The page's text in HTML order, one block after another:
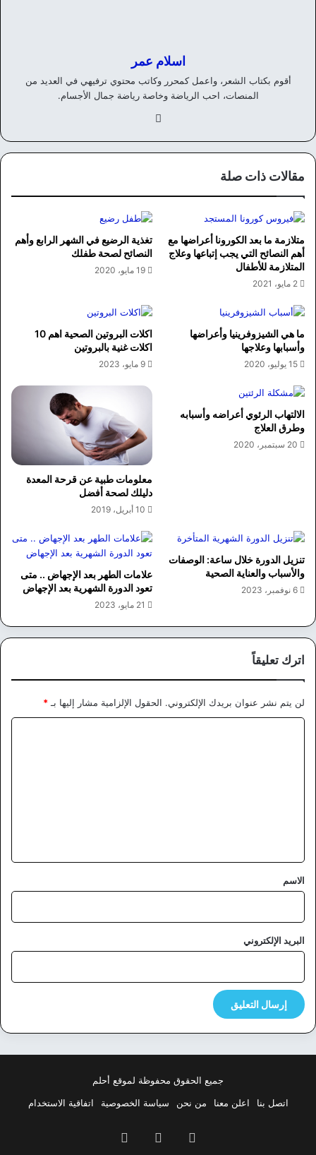
اسلام عمر
أقوم بكتاب الشعر، واعمل كمحرر وكاتب محتوي ترفيهي في العديد من
المنصات، احب الرياضة وخاصة رياضة جمال الأجسام.
وك
مقالات ذات صلة
متلازمة ما بعد الكورونا أعراضها مع
أهم النصائح التي يجب إتباعها وعلاج
المتلازمة للأطفال
2 مايو، 2021
تغذية الرضيع في الشهر الرابع وأهم
النصائح لصحة طفلك
19 مايو، 2020
ما هي الشيزوفرينيا وأعراضها
وأسبابها وعلاجها
15 يوليو، 2020
اكلات البروتين الصحية اهم 10
اكلات غنية بالبروتين
9 مايو، 2023
الالتهاب الرئوي أعراضه وأسبابه
وطرق العلاج
20 سبتمبر، 2020
معلومات طبية عن قرحة المعدة
دليلك لصحة أفضل
10 أبريل، 2019
تنزيل الدورة خلال ساعة: الوصفات
والأسباب والعناية الصحية
6 نوفمبر، 2023
علامات الطهر بعد الإجهاض .. متى
تعود الدورة الشهرية بعد الإجهاض
21 مايو، 2023
اترك تعليقاً
لن يتم نشر عنوان بريدك الإلكتروني. الحقول الإلزامية مشار إليها بـ *
*
الاسم
البريد الإلكتروني
جميع الحقوق محفوظة لموقع أحلم
اتصل بنا
اعلن معنا من نحن سياسة الخصوصية اتفاقية الاستخدام
فيسبوك